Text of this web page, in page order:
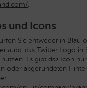
.
und Icons
Sie entweder in Blau
das Twitter Logo in
Es gibt das Icon
oder abgerundeten